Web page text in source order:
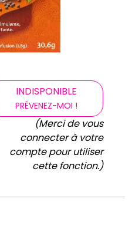
INDISPONIBLE
PRÉVENEZ-MOI !
(Merci de vous
connecter à votre
compte pour utiliser
cette fonction.)